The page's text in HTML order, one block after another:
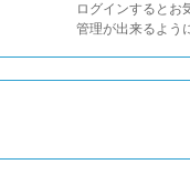
ログインするとお
管理が出来るよう